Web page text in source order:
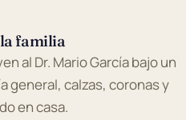
familia
al Dr. Mario García bajo un
general, calzas, coronas y
en casa.